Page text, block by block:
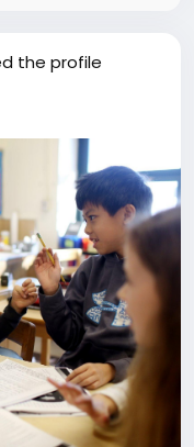
the profile